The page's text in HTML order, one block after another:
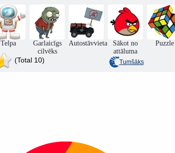
Snowball:
platformera
Taki Steamjump Šāvējs
Telpa
Garlaicīgs
cilvēks
Autostāvvieta
Sākot no
attāluma
Puzzle
(Total 10) Tumšāks